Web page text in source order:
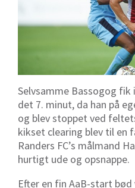
Selvsamme Bassogog
det 7. minut, da han på
og blev stoppet ved
kikset clearing blev til en
Randers FC’s målmand
hurtigt ude og opsnappe.
Efter en fin AaB-start